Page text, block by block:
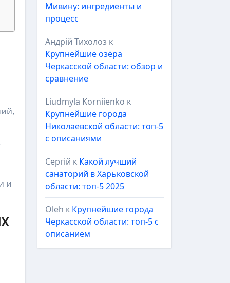
и
Мивину: ингредиенты и
процесс
Андрій Тихолоз к
Крупнейшие озёра
Черкасской области: обзор и
сравнение
Liudmyla Korniienko к
Крупнейшие города
Николаевской области: топ-5
с описаниями
Сергій к Какой лучший
санаторий в Харьковской
области: топ-5 2025
Oleh к Крупнейшие города
Черкасской области: топ-5 с
описанием